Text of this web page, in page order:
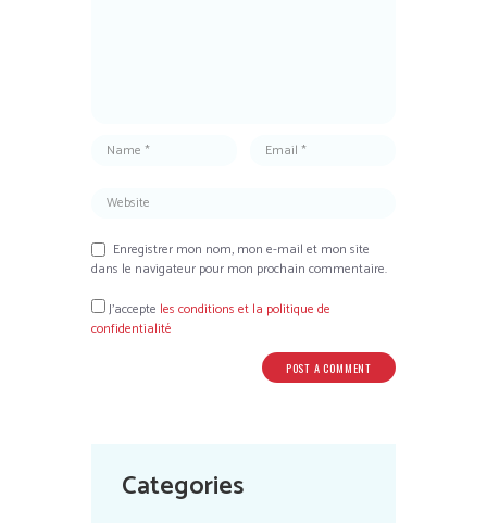
Enregistrer mon nom, mon e-mail et mon site
dans le navigateur pour mon prochain commentaire.
J’accepte les conditions et la politique de
confidentialité
Categories